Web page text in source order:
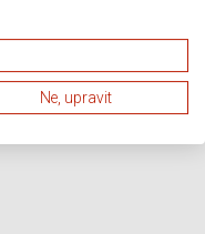
Ne, upravit